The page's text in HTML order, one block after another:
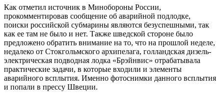
Как отметил источник в Минобороны России,
прокомментировав сообщение об аварийной подлодке,
поиски российской субмарины являются безуспешными, так
как ее там не было и нет. Также шведской стороне было
предложено обратить внимание на то, что на прошлой неделе,
недалеко от Стокгольмского архипелага, голландская дизель-
электрическая подводная лодка «Брэйнвис» отрабатывала
практические задачи, в которые входили и элементы
аварийного всплытия. Именно фотоснимки данного всплытия
и попали в прессу Швеции.